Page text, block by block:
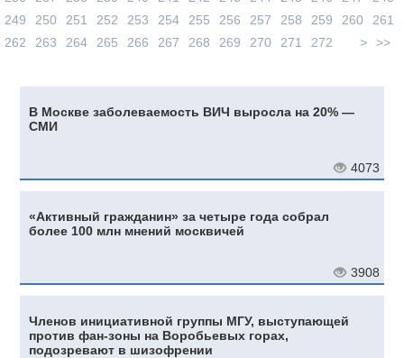
249
250 251 252 253 254 255 256 257 258 259 260
261
262
263 264 265 266 267 268 269 270 271 272 > >>
В Москве заболеваемость ВИЧ выросла на 20% —
СМИ
4073
«Активный гражданин» за четыре года собрал
более 100 млн мнений москвичей
3908
Членов инициативной группы МГУ, выступающей
против фан-зоны на Воробьевых горах,
подозревают в шизофрении